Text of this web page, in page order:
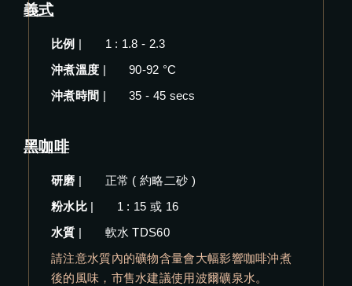
義式
比例 |
1 : 1.8 - 2.3
沖煮溫度 |
90-92 °C
沖煮時間 | 35 - 45 secs
黑咖啡
研磨 |
正常 ( 約略二砂 )
粉水比|
1 : 15 或 16
水質 |
軟水 TDS60
請注意水質內的礦物含量會大幅影響咖啡沖煮
後的風味，市售水建議使用波爾礦泉水。